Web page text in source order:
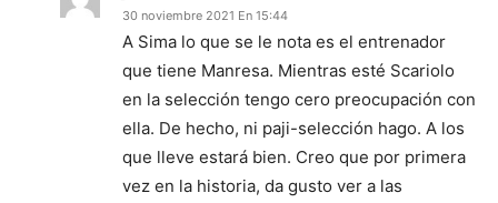
30 noviembre 2021 En 15:44
A Sima lo que se le nota es el entrenador
que tiene Manresa. Mientras esté Scariolo
en la selección tengo cero preocupación con
ella. De hecho, ni paji-selección hago. A los
que lleve estará bien. Creo que por primera
vez en la historia, da gusto ver a las